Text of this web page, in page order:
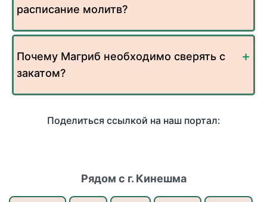
расписание молитв?
Почему Магриб необходимо сверять с
закатом?
Поделиться ссылкой на наш портал:
Рядом с г. Кинешма